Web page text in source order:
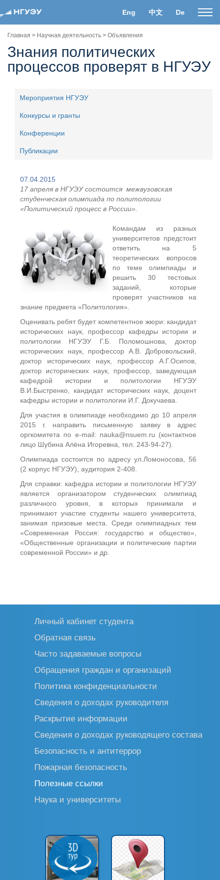
Eng 中文 De
Главная > Научная деятельность > Объявления
Знания политических
процессов проверят в НГУЭУ
Мероприятия НГУЭУ
Конкурсы и гранты
Конференции
Публикации
07.04.2015
17 апреля в НГУЭУ состоится межвузовская
студенческая олимпиада по политологии
«Политический процесс в России».
Командам из разных
университетов предстоит
ответить на 5
теоретических вопросов
по теме олимпиады и
решить 30 тестовых
заданий, которые
проверят участников на
знание предмета «Политология».
Оценивать ребят будет компетентное жюри: кандидат
исторических наук, профессор кафедры истории и
политологии НГУЭУ Г.Б. Поломошнова, доктор
исторических наук, профессор А.В. Добровольский,
доктор исторических наук, профессор А.Г.Осипов,
доктор исторических наук, профессор, заведующая
кафедрой истории и политологии НГУЭУ
В.И.Быстренко, кандидат исторических наук, доцент
кафедры истории и политологии И.Г. Докучаева.
Для участия в олимпиаде необходимо до 10 апреля
2015 г. направить письменную заявку в адрес
оргкомитета по e-mail: nauka@nsuem.ru (контактное
лицо Шубина Алёна Игоревна, тел. 243-94-27).
Олимпиада состоится по адресу ул.Ломоносова, 56
(2 корпус НГУЭУ), аудитория 2-408.
Для справки: кафедра истории и политологии НГУЭУ
является организатором студенческих олимпиад
различного уровня, в которых принимали и
принимают участие студенты нашего университета,
занимая призовые места. Среди олимпиадных тем
«Современная Россия: государство и общество»,
«Общественные организации и политические партии
современной России» и др.
Личный кабинет студента
Обратная связь
Часто задаваемые вопросы
Обращения граждан и организаций
Политика конфиденциальности
Сведения о доходах руководителя
Раскрытие информации
Сведения о доходах руководящего состава
Безопасность и антитеррор
Пожарная безопасность
Полезные ссылки
Наука и университеты